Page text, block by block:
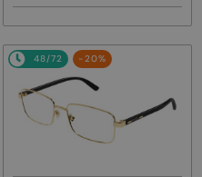
48/72 -20%